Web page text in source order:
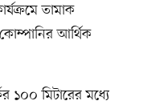
তামাক
আর্থিক
১০০ মিটারের মধ্যে